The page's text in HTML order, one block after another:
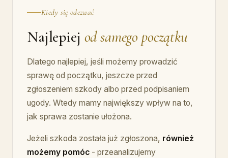
Kiedy się odezwać
Najlepiej od samego początku
Dlatego najlepiej, jeśli możemy prowadzić
sprawę od początku, jeszcze przed
zgłoszeniem szkody albo przed podpisaniem
ugody. Wtedy mamy największy wpływ na to,
jak sprawa zostanie ułożona.
Jeżeli szkoda została już zgłoszona, również
możemy pomóc - przeanalizujemy